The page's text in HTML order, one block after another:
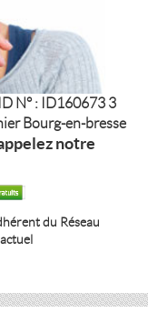
N° : ID160673 3
Bourg-en-bresse
notre
du Réseau